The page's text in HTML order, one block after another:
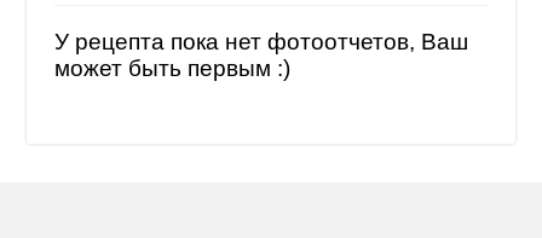
У рецепта пока нет фотоотчетов, Ваш
может быть первым :)